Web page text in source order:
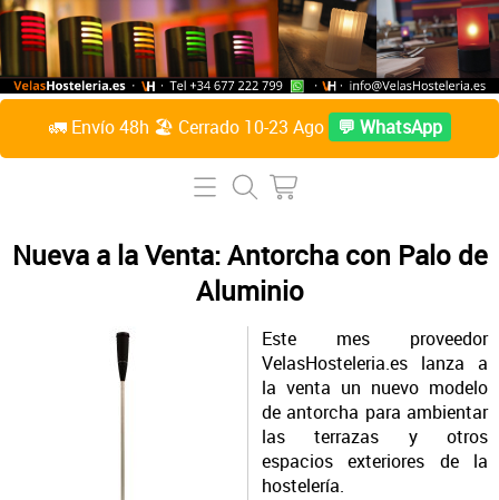
🚛 Envío 48h 🏖️ Cerrado 10-23 Ago 💬 WhatsApp
Inicio
Tienda Online
Lámparas de mesa
Velas de parafina líquida
Accesorios
Velas de citronela líquida
Velas taco
Preguntas Frecuentes
Contacto
Sobre Nosotros
Acceder / Crear cuenta
Nueva a la Venta: Antorcha con Palo de
Aluminio
Este mes proveedor
VelasHosteleria.es lanza a
la venta un nuevo modelo
de antorcha para ambientar
las terrazas y otros
espacios exteriores de la
hostelería.